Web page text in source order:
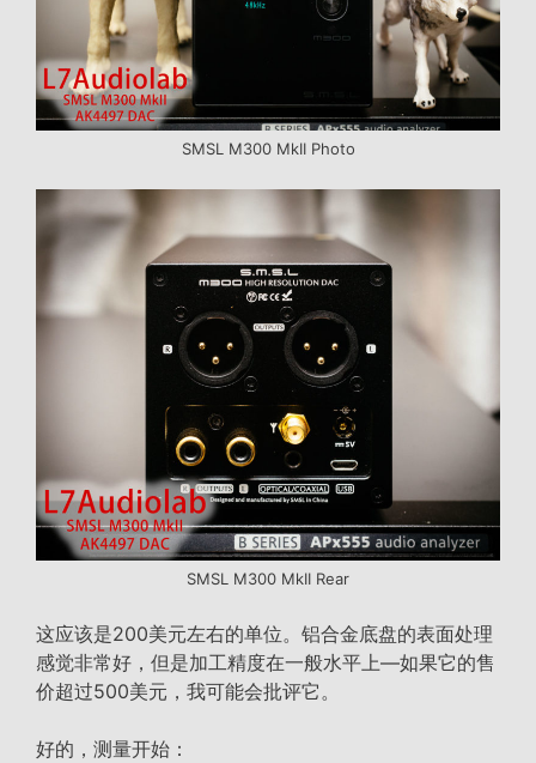
SMSL M300 MkII Photo
SMSL M300 MkII Rear
这应该是200美元左右的单位。铝合金底盘的表面处理
感觉非常好，但是加工精度在一般水平上—如果它的售
价超过500美元，我可能会批评它。
好的，测量开始：